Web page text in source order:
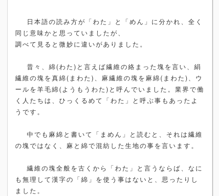
日本語の読み方が「わた」と「めん」に分かれ、全く
同じ意味かと思っていましたが、
調べて見ると微妙に違いがありました。
昔々、綿(わた)と言えば繊維の絡まった塊を言い、絹
繊維の塊を真綿(まわた)、麻繊維の塊を麻綿(まわた)、ウ
ールを羊毛綿(ようもうわた)と呼んでいました。業界で働
く人たちは、ひっくるめて「わた」と呼ぶ事もあったよ
うです。
中でも麻綿と書いて「まめん」と読むと、それは繊維
の塊ではなく、麻と綿で混紡した生地の事を言います。
繊維の塊全般を古くから「わた」と言うならば、なに
も無理して漢字の「綿」を使う事はないと、思ったりし
ました。